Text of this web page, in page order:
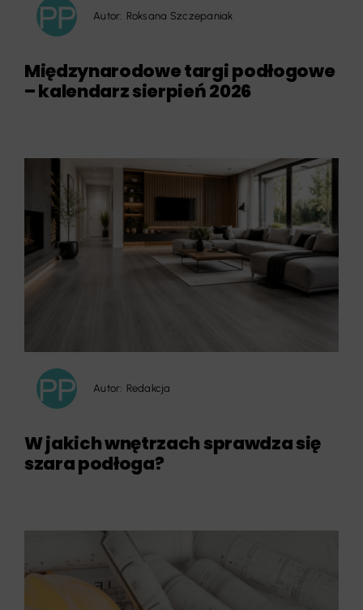
Autor: Roksana Szczepaniak
Międzynarodowe targi podłogowe
– kalendarz sierpień 2026
Autor: Redakcja
W jakich wnętrzach sprawdza się
szara podłoga?